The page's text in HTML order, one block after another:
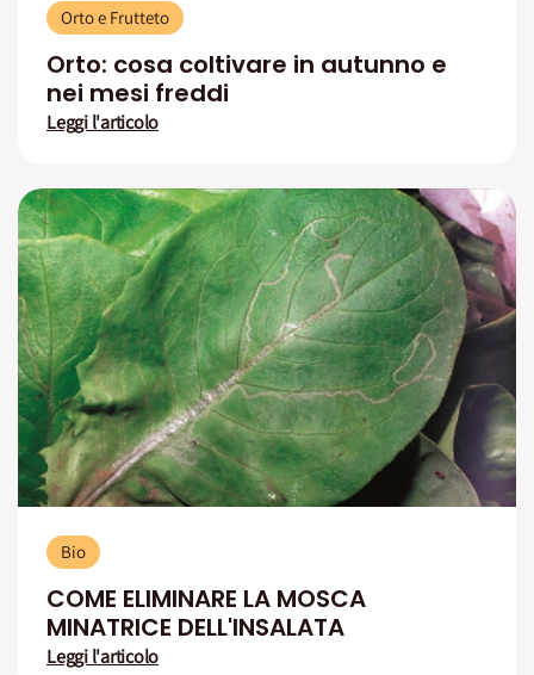
Orto e Frutteto
Orto: cosa coltivare in autunno e
nei mesi freddi
Leggi l'articolo
Bio
COME ELIMINARE LA MOSCA
MINATRICE DELL'INSALATA
Leggi l'articolo